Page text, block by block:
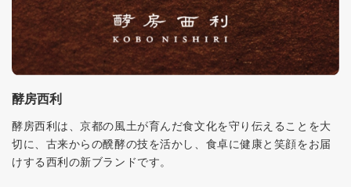
酵房西利
酵房西利は、京都の風土が育んだ食文化を守り伝えることを大
切に、古来からの醗酵の技を活かし、食卓に健康と笑顔をお届
けする西利の新ブランドです。